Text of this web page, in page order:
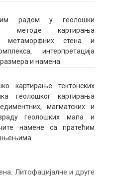
радом у геолошки
методе картирања
метаморфних стена и
интерпретација
и намена.
картирање тектонских
геолошког картирања
магматских и
геолошких мапа и
намене са пратећим
Литофацијалне и друге